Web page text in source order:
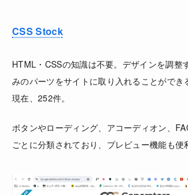
CSS Stock
HTML・CSSの知識は不要。デザインを調整
みのパーツをサイトに取り入れることができ
現在、252件。
ボタンやローディング、アコーディオン、
ごとに分類されており、プレビュー機能も便